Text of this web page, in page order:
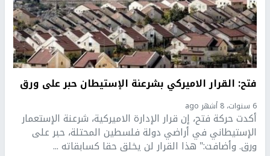
فتح: القرار الاميركي بشرعنة الإستيطان حبر على ورق
6 سنوات، 8 أشهر ago
أكدت حركة فتح، إن قرار الإدارة الاميركية، شرعنة الإستعمار
الإستيطاني في أراضي دولة فلسطين المحتلة، حبر على
ورق. وأضافت:" هذا القرار لن يخلق حقا كسابقاته ...